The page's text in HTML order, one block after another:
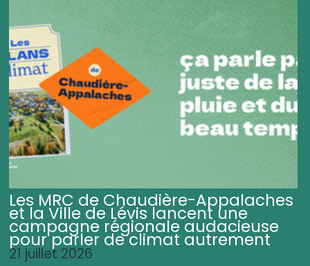
Les MRC de Chaudière-Appalaches
et la Ville de Lévis lancent une
campagne régionale audacieuse
pour parler de climat autrement
21 juillet 2026